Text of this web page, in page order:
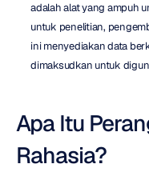
adalah alat yang ampuh
untuk penelitian,
ini menyediakan data
dimaksudkan untuk
Apa Itu
Rahasia?